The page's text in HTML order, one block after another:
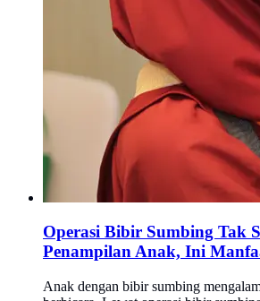
Operasi Bibir Sumbing Tak
Penampilan Anak, Ini
Anak dengan bibir sumbing